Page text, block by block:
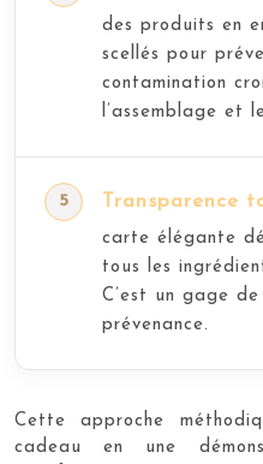
des produits en
scellés pour
contamination
l’assemblage et
Transparence
carte élégante
tous les
C’est un gage
prévenance.
Cette approche
cadeau en une